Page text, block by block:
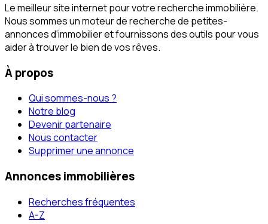
Le meilleur site internet pour votre recherche immobilière.
Nous sommes un moteur de recherche de petites-
annonces d‘immobilier et fournissons des outils pour vous
aider à trouver le bien de vos rêves.
À propos
Qui sommes-nous ?
Notre blog
Devenir partenaire
Nous contacter
Supprimer une annonce
Annonces immobilières
Recherches fréquentes
A-Z